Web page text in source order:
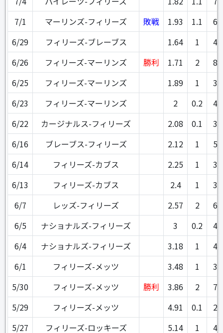
7/1
マーリンズ-フィリーズ 敗戦 1.93 1.1
6
6/29
フィリーズ-ブレーブス 1.64 1
4
6/26
フィリーズ-マーリンズ 勝利 1.71 2
8
6/25
フィリーズ-マーリンズ 1.89 1
3
6/23
フィリーズ-マーリンズ 2 0.2
4
6/22
カージナルス-フィリーズ 2.08 0.1
3
6/16
ブレーブス-フィリーズ 2.12 1
5
6/14
フィリーズ-カブス 2.25 1
3
6/13
フィリーズ-カブス 2.4 1
3
6/7
レッズ-フィリーズ 2.57 2
6
6/5
ナショナルズ-フィリーズ 3 0.2
4
6/4
ナショナルズ-フィリーズ 3.18 1
4
6/1
フィリーズ-メッツ 3.48 1
3
5/30
フィリーズ-メッツ 勝利 3.86 2
7
5/29
フィリーズ-メッツ 4.91 0.1
2
5/27
フィリーズ-ロッキーズ 5.14 1 4